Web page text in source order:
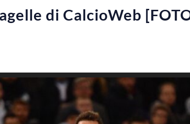
di CalcioWeb